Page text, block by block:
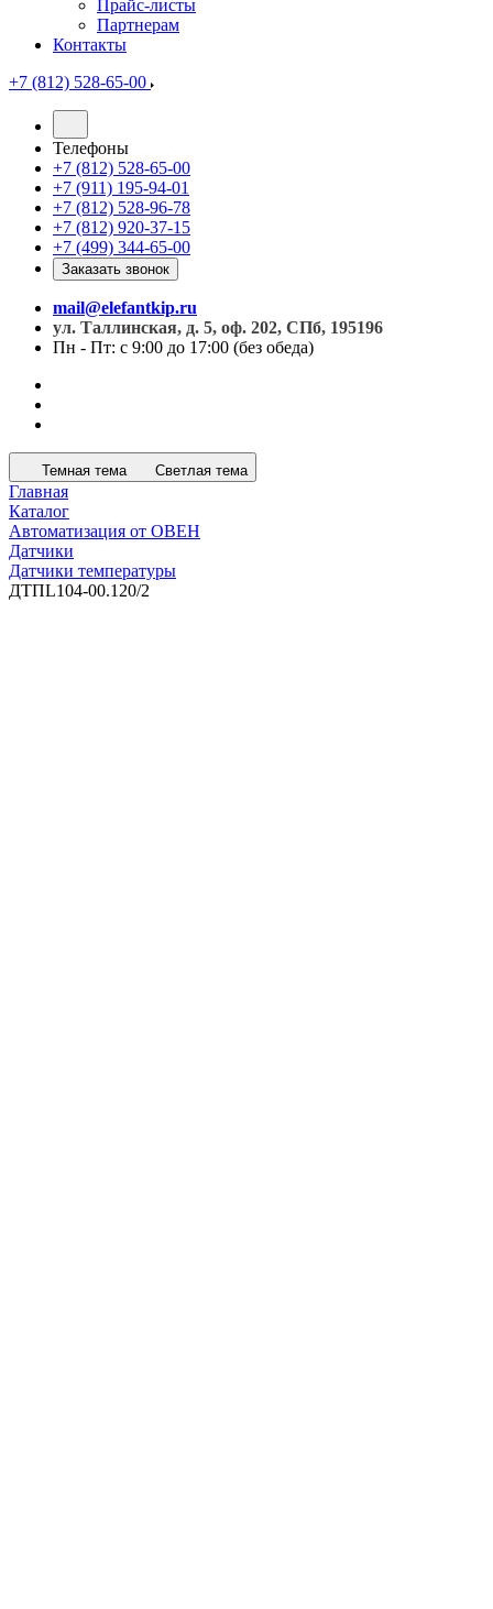
Прайс-листы
Партнерам
Контакты
+7 (812) 528-65-00
Телефоны
+7 (812) 528-65-00
+7 (911) 195-94-01
+7 (812) 528-96-78
+7 (812) 920-37-15
+7 (499) 344-65-00
Заказать звонок
mail@elefantkip.ru
ул. Таллинская, д. 5, оф. 202, СПб, 195196
Пн - Пт: с 9:00 до 17:00 (без обеда)
Темная тема Светлая тема
Главная
Каталог
Автоматизация от ОВЕН
Датчики
Датчики температуры
ДТПL104-00.120/2